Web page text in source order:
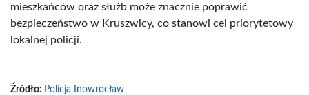
mieszkańców oraz służb może znacznie poprawić
bezpieczeństwo w Kruszwicy, co stanowi cel priorytetowy
lokalnej policji.
Źródło: Policja Inowrocław